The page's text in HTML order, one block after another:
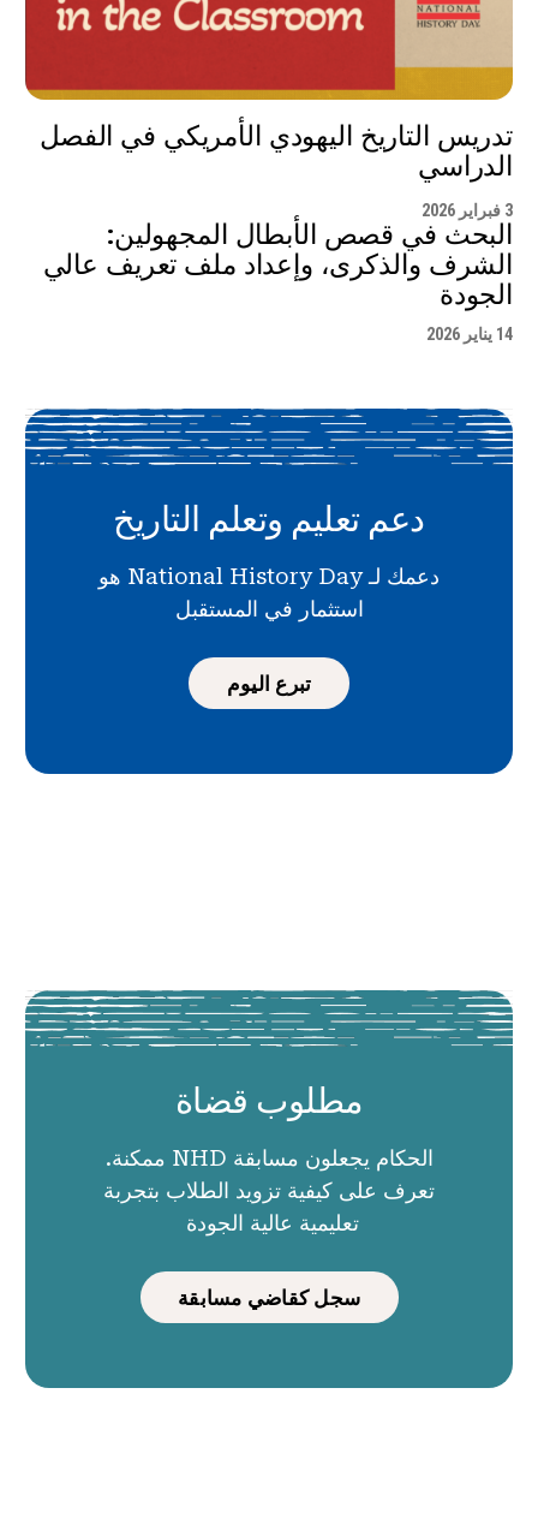
تدريس التاريخ اليهودي الأمريكي في الفصل
الدراسي
3 فبراير 2026
البحث في قصص الأبطال المجهولين:
الشرف والذكرى، وإعداد ملف تعريف عالي
الجودة
14 يناير 2026
دعم تعليم وتعلم التاريخ
دعمك لـ National History Day هو
استثمار في المستقبل
تبرع اليوم
مطلوب قضاة
الحكام يجعلون مسابقة NHD ممكنة.
تعرف على كيفية تزويد الطلاب بتجربة
تعليمية عالية الجودة
سجل كقاضي مسابقة